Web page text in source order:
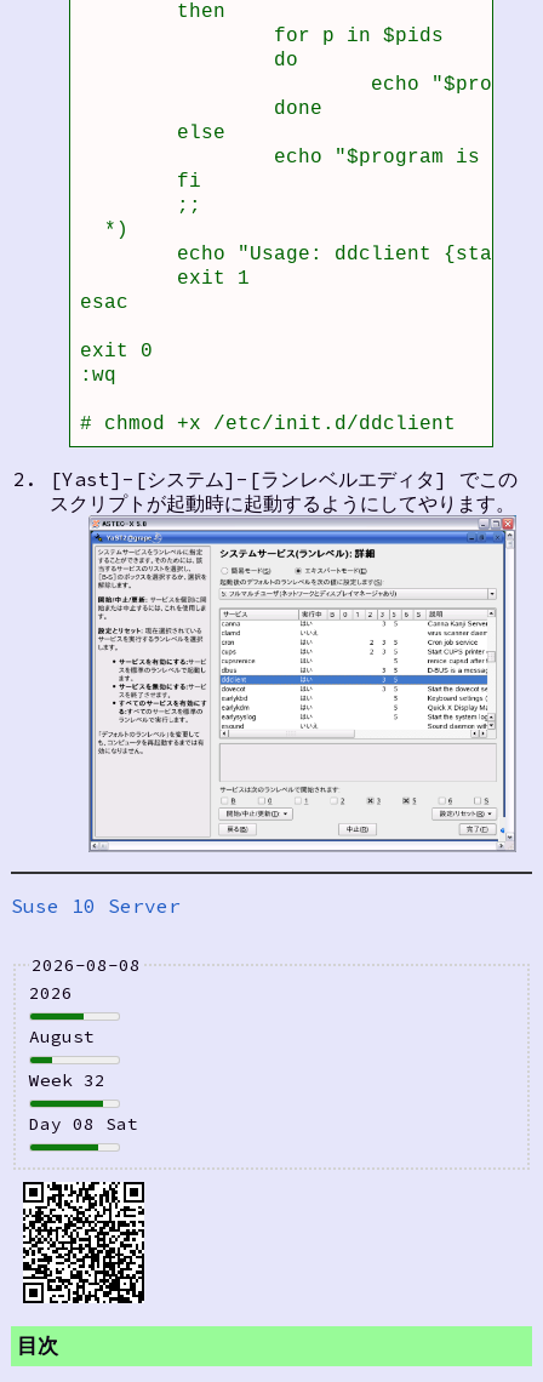
2026-08-08
2026
August
Week 32
Day 08 Sat
目次
        then
                for p in $pids
                do
echo
                done
        else
echo "$program is
        fi
        ;;
  *)
echo "Usage: ddclient
        exit 1
esac
exit 0
:wq
# chmod +x /etc/init.d/ddclient
[Yast]-[システム]-[ランレベルエディタ] でこの
スクリプトが起動時に起動するようにしてやります。
Suse 10 Server